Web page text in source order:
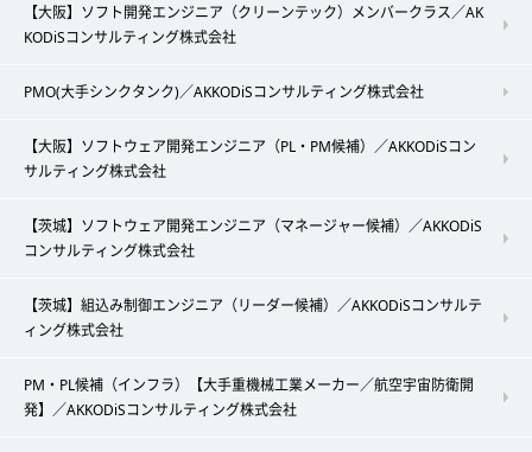
【大阪】ソフト開発エンジニア（クリーンテック）メンバークラス／AK
KODiSコンサルティング株式会社
PMO(大手シンクタンク)／AKKODiSコンサルティング株式会社
【大阪】ソフトウェア開発エンジニア（PL・PM候補）／AKKODiSコン
サルティング株式会社
【茨城】ソフトウェア開発エンジニア（マネージャー候補）／AKKODiS
コンサルティング株式会社
【茨城】組込み制御エンジニア（リーダー候補）／AKKODiSコンサルテ
ィング株式会社
PM・PL候補（インフラ）【大手重機械工業メーカー／航空宇宙防衛開
発】／AKKODiSコンサルティング株式会社